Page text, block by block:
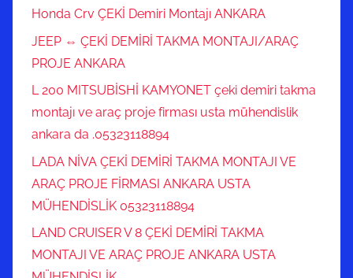
Honda Crv ÇEKİ Demiri Montajı ANKARA
JEEP ⇔ ÇEKİ DEMİRİ TAKMA MONTAJI/ARAÇ
PROJE ANKARA
L 200 MITSUBİSHİ KAMYONET çeki demiri takma
montajı ve araç proje firması usta mühendislik
ankara da .05323118894
LADA NİVA ÇEKİ DEMİRİ TAKMA MONTAJI VE
ARAÇ PROJE FİRMASI ANKARA USTA
MÜHENDİSLİK 05323118894
LAND CRUISER V 8 ÇEKİ DEMİRİ TAKMA
MONTAJI VE ARAÇ PROJE ANKARA USTA